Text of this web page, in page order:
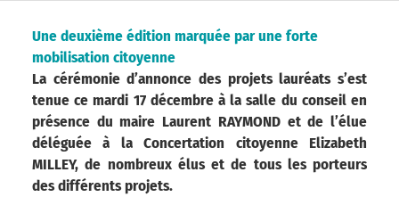
Une deuxième édition marquée par une forte
mobilisation citoyenne
La cérémonie d’annonce des projets lauréats s’est
tenue ce mardi 17 décembre à la salle du conseil en
présence du maire Laurent RAYMOND et de l’élue
déléguée à la Concertation citoyenne Elizabeth
MILLEY, de nombreux élus et de tous les porteurs
des différents projets.